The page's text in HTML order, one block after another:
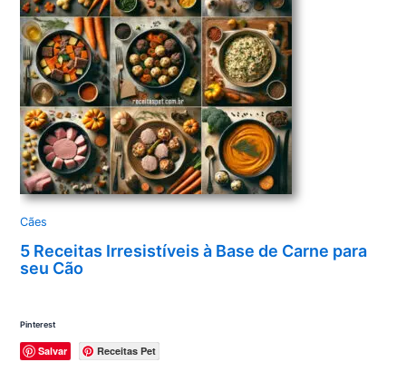
Cães
5 Receitas Irresistíveis à Base de Carne para
seu Cão
Pinterest
Salvar Receitas Pet